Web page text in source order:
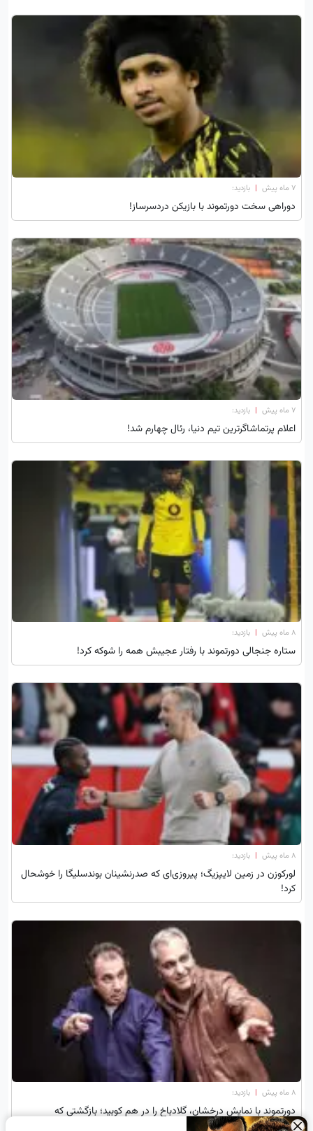
۷ ماه پیش | بازدید:
دوراهی سخت دورتموند با بازیکن دردسرساز!
۷ ماه پیش | بازدید:
اعلام پرتماشاگرترین تیم دنیا، رئال چهارم شد!
۸ ماه پیش | بازدید:
ستاره جنجالی دورتموند با رفتار عجیبش همه را شوکه کرد!
۸ ماه پیش | بازدید:
لورکوزن در زمین لایپزیگ؛ پیروزی‌ای که صدرنشینان بوندسلیگا را خوشحال
کرد!
۸ ماه پیش | بازدید:
دورتموند با نمایش درخشان، گلادباخ را در هم کوبید؛ بازگشتی که
بوندسلیگا را لرزاند!×